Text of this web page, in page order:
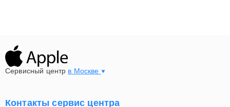
Сервисный центр в Москве
Контакты сервис центра